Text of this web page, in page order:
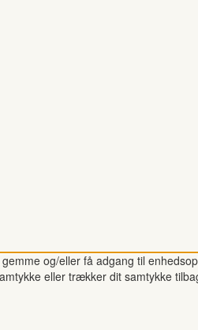
og/eller få adgang til
eller trækker dit samtykke